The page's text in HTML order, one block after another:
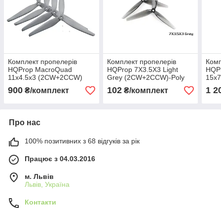
Комплект пропелерів
HQProp MacroQuad
11x4.5x3 (2CW+2CCW)
Black Reinforced Nylon
900 ₴/комплект
Комплект пропелерів
HQProp 7X3.5X3 Light
Grey (2CW+2CCW)-Poly
Carbonate
102₴/комплект 1
Про нас
100% позитивних з 68 відгуків за рік
Працює з 04.03.2016
м. Львів
Львів, Україна
Контакти